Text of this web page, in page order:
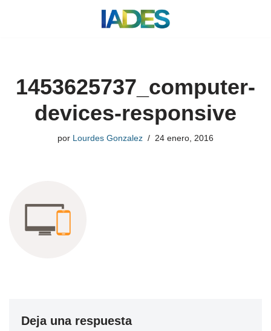
1453625737_computer-
devices-responsive
por Lourdes Gonzalez 24 enero, 2016
Deja una respuesta